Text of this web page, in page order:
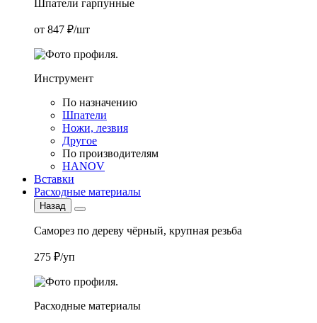
Шпатели гарпунные
от 847 ₽/шт
Инструмент
По назначению
Шпатели
Ножи, лезвия
Другое
По производителям
HANOV
Вставки
Расходные материалы
Назад
Саморез по дереву чёрный, крупная резьба
275 ₽/уп
Расходные материалы